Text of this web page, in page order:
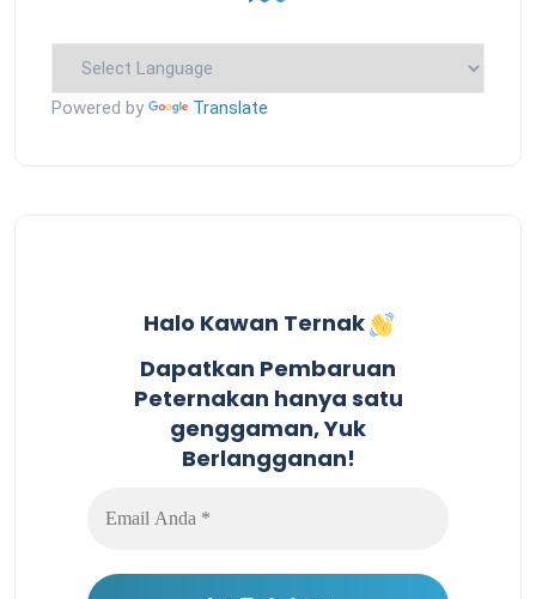
Powered by Translate
Halo Kawan Ternak
Dapatkan Pembaruan
Peternakan hanya satu
genggaman, Yuk
Berlangganan!